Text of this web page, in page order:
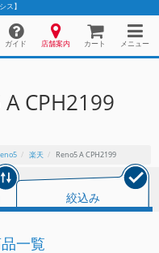
ス】
ガイド 店舗案内 カート メニュー
CPH2199
楽天 Reno5 A CPH2199
絞込み
一覧
替える